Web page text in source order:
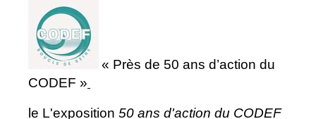
« Près de 50 ans d’action du
CODEF »
le L'exposition 50 ans d'action du CODEF